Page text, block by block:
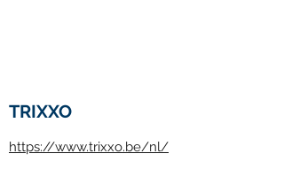
TRIXXO
https://www.trixxo.be/nl/